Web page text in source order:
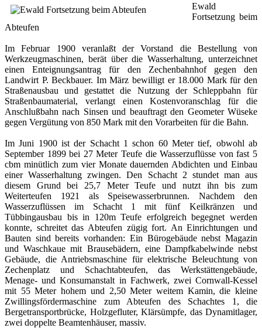
Ewald
Fortsetzung beim
Abteufen
Im Februar 1900 veranlaßt der Vorstand die Bestellung von
Werkzeugmaschinen, berät über die Wasserhaltung, unterzeichnet
einen Enteignungsantrag für den Zechenbahnhof gegen den
Landwirt P. Beckbauer. Im März bewilligt er 18.000 Mark für den
Straßenausbau und gestattet die Nutzung der Schleppbahn für
Straßenbaumaterial, verlangt einen Kostenvoranschlag für die
Anschlußbahn nach Sinsen und beauftragt den Geometer Wüseke
gegen Vergütung von 850 Mark mit den Vorarbeiten für die Bahn.
Im Juni 1900 ist der Schacht 1 schon 60 Meter tief, obwohl ab
September 1899 bei 27 Meter Teufe die Wasserzuflüsse von fast 5
cbm minütlich zum vier Monate dauernden Abdichten und Einbau
einer Wasserhaltung zwingen. Den Schacht 2 stundet man aus
diesem Grund bei 25,7 Meter Teufe und nutzt ihn bis zum
Weiterteufen 1921 als Speisewasserbrunnen. Nachdem den
Wasserzuflüssen im Schacht 1 mit fünf Keilkränzen und
Tübbingausbau bis in 120m Teufe erfolgreich begegnet werden
konnte, schreitet das Abteufen zügig fort. An Einrichtungen und
Bauten sind bereits vorhanden: Ein Bürogebäude nebst Magazin
und Waschkaue mit Brausebädern, eine Dampfkabelwinde nebst
Gebäude, die Antriebsmaschine für elektrische Beleuchtung von
Zechenplatz und Schachtabteufen, das Werkstättengebäude,
Menage- und Konsumanstalt in Fachwerk, zwei Cornwall-Kessel
mit 55 Meter hohem und 2,50 Meter weitem Kamin, die kleine
Zwillingsfördermaschine zum Abteufen des Schachtes 1, die
Bergetransportbrücke, Holzgefluter, Klärsümpfe, das Dynamitlager,
zwei doppelte Beamtenhäuser, massiv.